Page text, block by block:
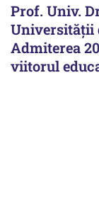
Prof. Univ.
Universității
Admiterea
viitorul